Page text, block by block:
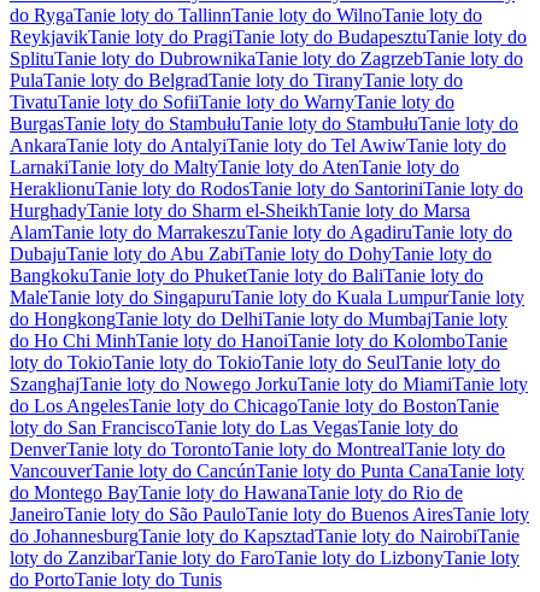
do RygaTanie loty do TallinnTanie loty do WilnoTanie loty do
ReykjavikTanie loty do PragiTanie loty do BudapesztuTanie loty do
SplituTanie loty do DubrownikaTanie loty do ZagrzebTanie loty do
PulaTanie loty do BelgradTanie loty do TiranyTanie loty do
TivatuTanie loty do SofiiTanie loty do WarnyTanie loty do
BurgasTanie loty do StambułuTanie loty do StambułuTanie loty do
AnkaraTanie loty do AntalyiTanie loty do Tel AwiwTanie loty do
LarnakiTanie loty do MaltyTanie loty do AtenTanie loty do
HeraklionuTanie loty do RodosTanie loty do SantoriniTanie loty do
HurghadyTanie loty do Sharm el-SheikhTanie loty do Marsa
AlamTanie loty do MarrakeszuTanie loty do AgadiruTanie loty do
DubajuTanie loty do Abu ZabiTanie loty do DohyTanie loty do
BangkokuTanie loty do PhuketTanie loty do BaliTanie loty do
MaleTanie loty do SingapuruTanie loty do Kuala LumpurTanie loty
do HongkongTanie loty do DelhiTanie loty do MumbajTanie loty
do Ho Chi MinhTanie loty do HanoiTanie loty do KolomboTanie
loty do TokioTanie loty do TokioTanie loty do SeulTanie loty do
SzanghajTanie loty do Nowego JorkuTanie loty do MiamiTanie loty
do Los AngelesTanie loty do ChicagoTanie loty do BostonTanie
loty do San FranciscoTanie loty do Las VegasTanie loty do
DenverTanie loty do TorontoTanie loty do MontrealTanie loty do
VancouverTanie loty do CancúnTanie loty do Punta CanaTanie loty
do Montego BayTanie loty do HawanaTanie loty do Rio de
JaneiroTanie loty do São PauloTanie loty do Buenos AiresTanie loty
do JohannesburgTanie loty do KapsztadTanie loty do NairobiTanie
loty do ZanzibarTanie loty do FaroTanie loty do LizbonyTanie loty
do PortoTanie loty do Tunis